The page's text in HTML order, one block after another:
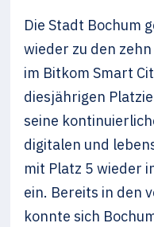
Die Stadt Bochum
wieder zu den
im Bitkom Smart
diesjährigen
seine
digitalen und
mit Platz 5 wieder
ein. Bereits in den
konnte sich